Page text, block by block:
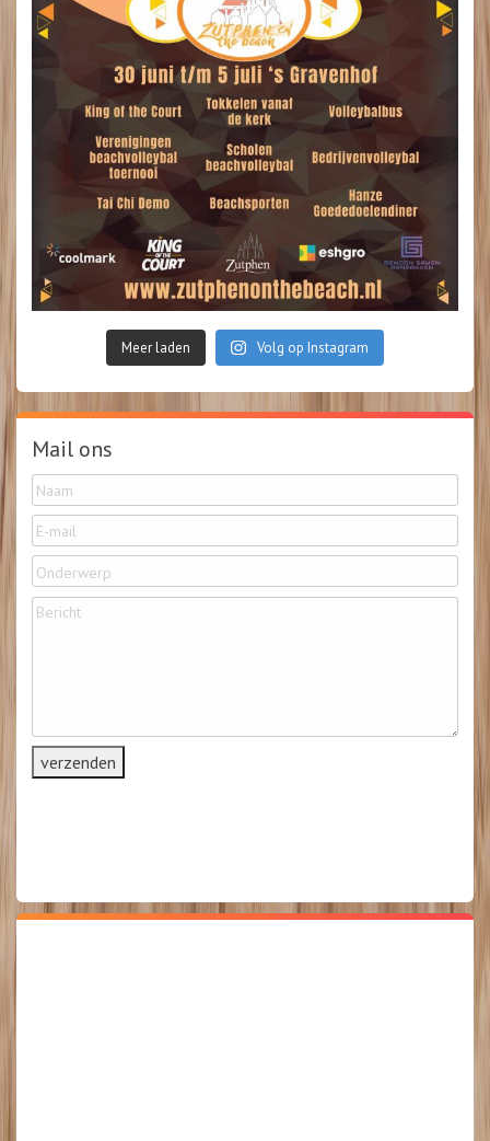
Meer laden Volg op Instagram
Mail ons